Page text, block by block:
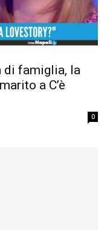
di famiglia, la
a C’è
0